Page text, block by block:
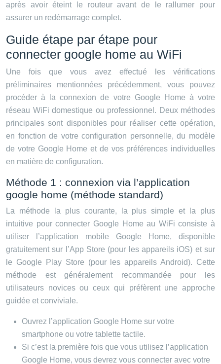
après avoir éteint le routeur avant de le rallumer pour
assurer un redémarrage complet.
Guide étape par étape pour
connecter google home au WiFi
Une fois que vous avez effectué les vérifications
préliminaires mentionnées précédemment, vous pouvez
procéder à la connexion de votre Google Home à votre
réseau WiFi domestique ou professionnel. Deux méthodes
principales sont disponibles pour réaliser cette opération,
en fonction de votre configuration personnelle, du modèle
de votre Google Home et de vos préférences individuelles
en matière de configuration.
Méthode 1 : connexion via l’application
google home (méthode standard)
La méthode la plus courante, la plus simple et la plus
intuitive pour connecter Google Home au WiFi consiste à
utiliser l’application mobile Google Home, disponible
gratuitement sur l’App Store (pour les appareils iOS) et sur
le Google Play Store (pour les appareils Android). Cette
méthode est généralement recommandée pour les
utilisateurs novices ou ceux qui préfèrent une approche
guidée et conviviale.
Ouvrez l’application Google Home sur votre
smartphone ou votre tablette tactile.
Si c’est la première fois que vous utilisez l’application
Google Home, vous devrez vous connecter avec votre